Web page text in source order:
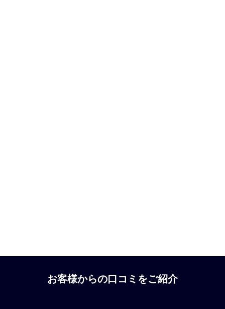
お客様からの口コミをご紹介